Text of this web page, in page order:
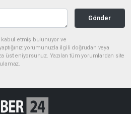
Gönder
kabul etmiş bulunuyor ve
yorumunuzla ilgili doğrudan veya
üstleniyorsunuz. Yazılan tüm yorumlardan site